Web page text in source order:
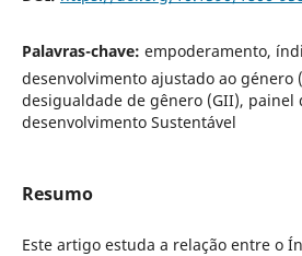
Palavras-chave: empoderamento,
desenvolvimento ajustado ao género
desigualdade de gênero (GII), painel
desenvolvimento Sustentável
Resumo
Este artigo estuda a relação entre o